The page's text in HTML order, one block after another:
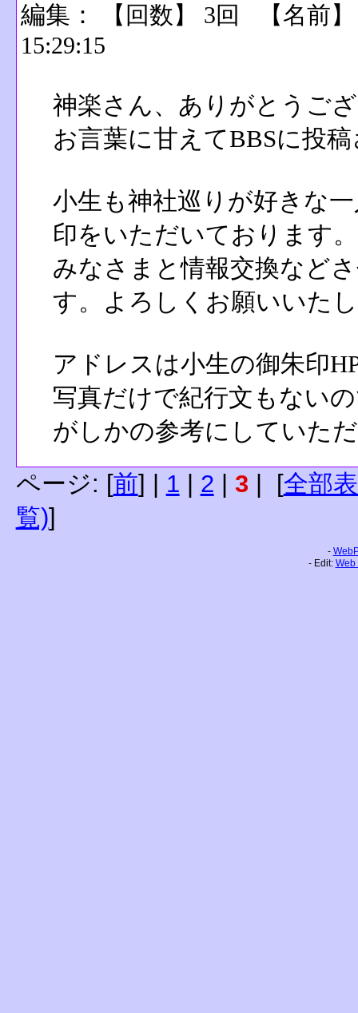
編集：
【回数】 3回 【名前
15:29:15
神楽さん、ありがとうご
お言葉に甘えてBBSに投
小生も神社巡りが好きな
印をいただいております。
みなさまと情報交換など
す。よろしくお願いいた
アドレスは小生の御朱印
写真だけで紀行文もない
がしかの参考にしていた
ページ: [前] | 1 2 3| [全部
覧)]
-
- Edit: Web